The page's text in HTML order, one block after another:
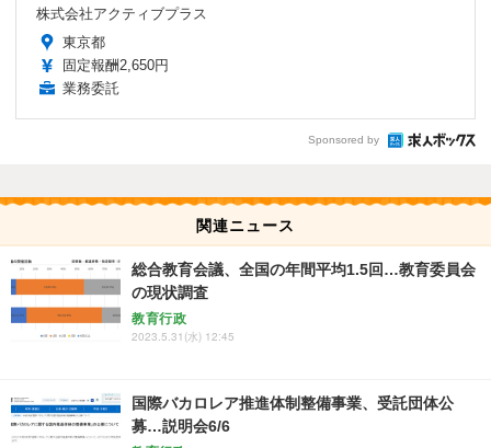
株式会社アクティブプラス
東京都
固定報酬2,650円
業務委託
Sponsored by
関連ニュース
総合教育会議、全国の年間平均1.5回…教育委員会
の現状調査
教育行政
2023.5.31(水) 12:45
国際バカロレア推進体制整備事業、受託団体公
募…説明会6/6